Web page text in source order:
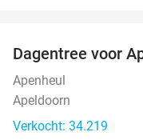
Dagentree voor
Apenheul
Apeldoorn
Verkocht: 34.219